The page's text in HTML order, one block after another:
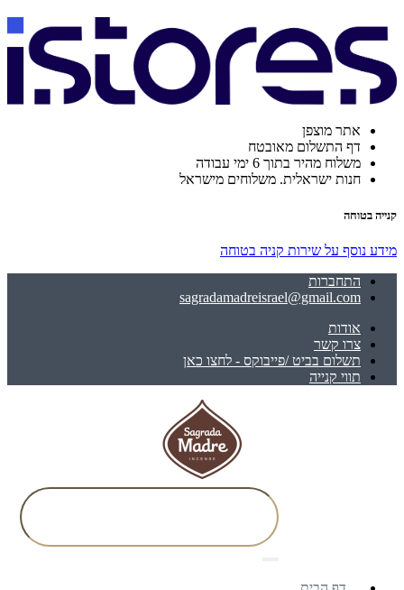
אתר מוצפן
דף התשלום מאובטח
משלוח מהיר בתוך 6 ימי עבודה
חנות ישראלית. משלוחים מישראל
קנייה בטוחה
מידע נוסף על שירות קניה בטוחה
התחברות
sagradamadreisrael@gmail.com
אודות
צרו קשר
תשלום בביט /פייבוקס - לחצו כאן
תווי קנייה